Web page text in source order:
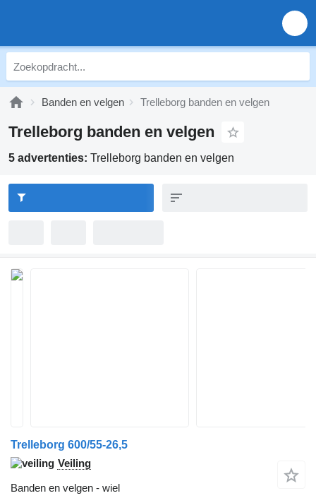
Banden en velgen Trelleborg banden en velgen
Trelleborg banden en velgen
5 advertenties: Trelleborg banden en velgen
Trelleborg 600/55-26,5
Veiling
Banden en velgen - wiel